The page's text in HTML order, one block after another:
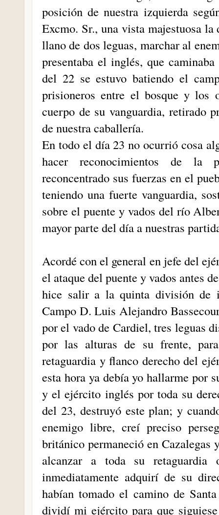
posición de nuestra izquierda
Excmo. Sr., una vista majestuosa
llano de dos leguas, marchar al
presentaba el inglés, que
del 22 se estuvo batiendo el
prisioneros entre el bosque y los
cuerpo de su vanguardia, retirado
de nuestra caballería.
En todo el día 23 no ocurrió cosa
hacer reconocimientos de la
reconcentrado sus fuerzas en el
teniendo una fuerte vanguardia,
sobre el puente y vados del río
mayor parte del día a nuestras
Acordé con el general en jefe del
el ataque del puente y vados antes
hice salir a la quinta división de
Campo D. Luis Alejandro
por el vado de Cardiel, tres leguas
por las alturas de su frente,
retaguardia y flanco derecho del
esta hora ya debía yo hallarme por
y el ejército inglés por toda su
del 23, destruyó este plan; y
enemigo libre, creí preciso
británico permaneció en
alcanzar a toda su
inmediatamente adquirí de su
habían tomado el camino de
dividí mi ejército para que